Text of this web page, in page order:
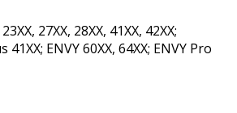
27XX, 28XX, 41XX, 42XX;
41XX; ENVY 60XX, 64XX; ENVY Pro